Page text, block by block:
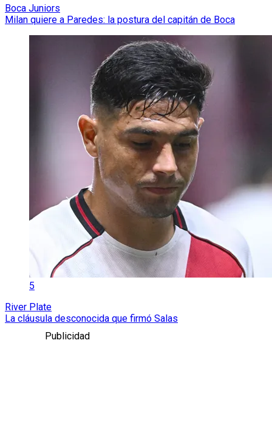
Boca Juniors
Milan quiere a Paredes: la postura del capitán de Boca
5
River Plate
La cláusula desconocida que firmó Salas
Publicidad